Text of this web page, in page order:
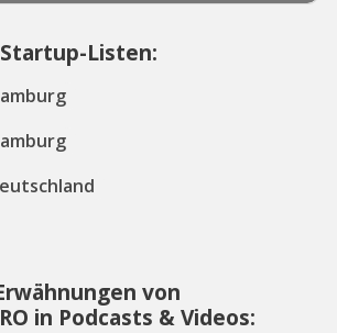
Listen:
von
in Podcasts & Videos: